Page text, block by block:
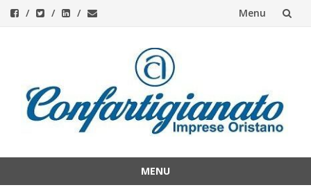
Menu
content
MENU